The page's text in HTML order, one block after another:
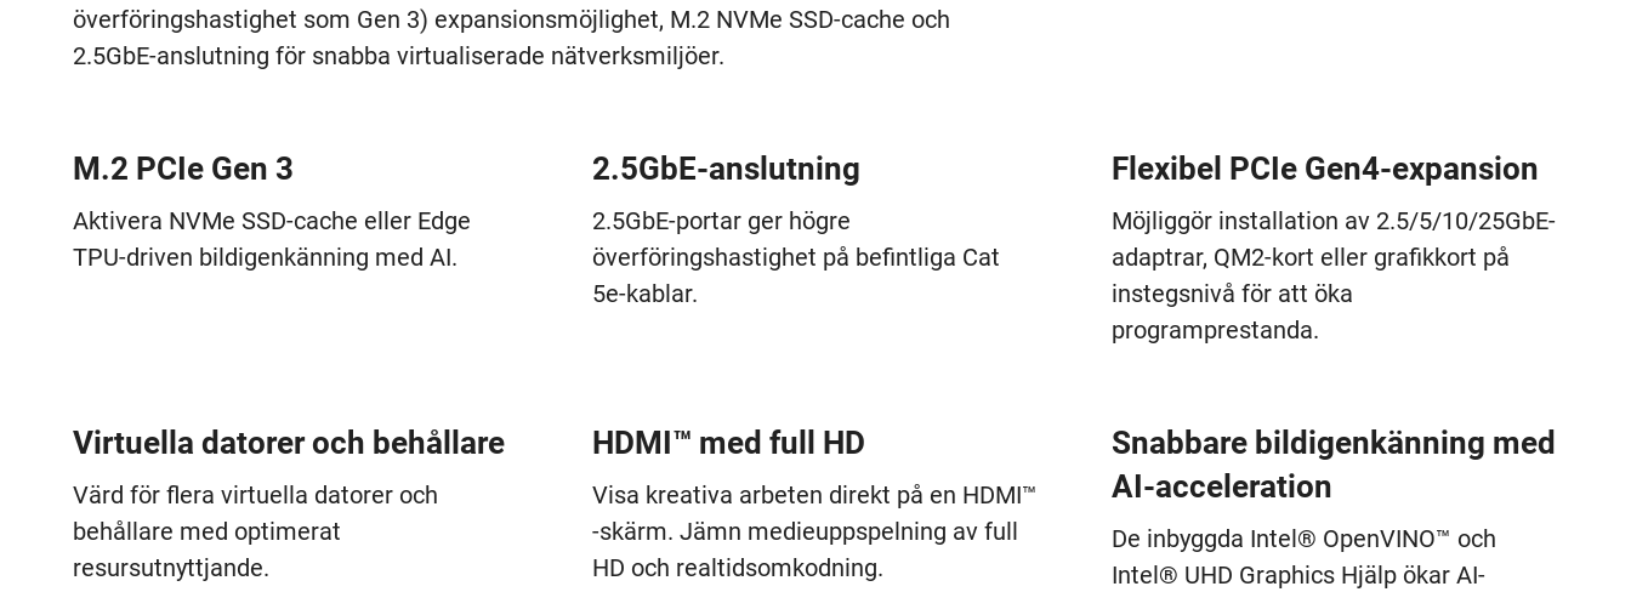
överföringshastighet som Gen 3) expansionsmöjlighet, M.2 NVMe SSD-cache och
2.5GbE-anslutning för snabba virtualiserade nätverksmiljöer.
M.2 PCIe Gen 3
Aktivera NVMe SSD-cache eller Edge
TPU-driven bildigenkänning med AI.
2.5GbE-anslutning
2.5GbE-portar ger högre
överföringshastighet på befintliga Cat
5e-kablar.
Flexibel PCIe Gen4-expansion
Möjliggör installation av 2.5/5/10/25GbE-
adaptrar, QM2-kort eller grafikkort på
instegsnivå för att öka
programprestanda.
Virtuella datorer och behållare
Värd för flera virtuella datorer och
behållare med optimerat
resursutnyttjande.
HDMI™ med full HD
Visa kreativa arbeten direkt på en HDMI™
-skärm. Jämn medieuppspelning av full
HD och realtidsomkodning.
Snabbare bildigenkänning med
AI-acceleration
De inbyggda Intel® OpenVINO™ och
Intel® UHD Graphics Hjälp ökar AI-